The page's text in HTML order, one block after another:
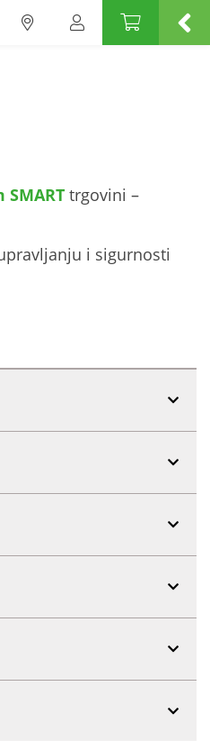
SMART trgovini –
i sigurnosti